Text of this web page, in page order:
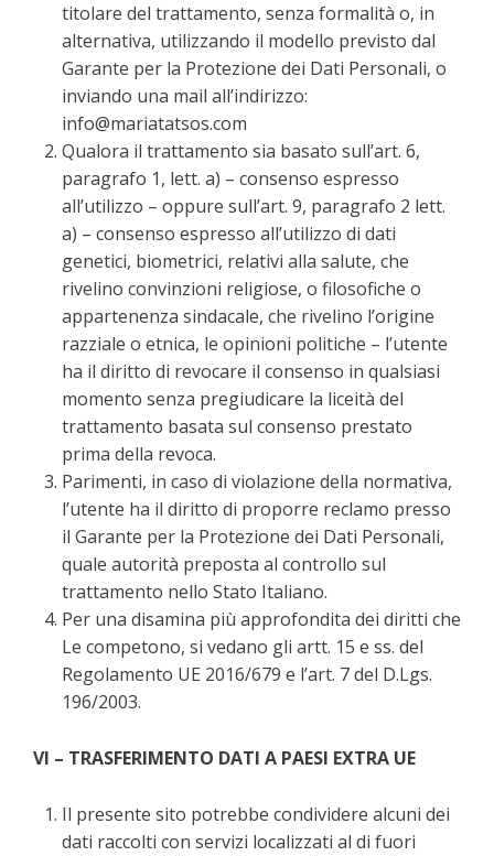
titolare del trattamento, senza formalità o, in
alternativa, utilizzando il modello previsto dal
Garante per la Protezione dei Dati Personali, o
inviando una mail all’indirizzo:
info@mariatatsos.com
Qualora il trattamento sia basato sull’art. 6,
paragrafo 1, lett. a) – consenso espresso
all’utilizzo – oppure sull’art. 9, paragrafo 2 lett.
a) – consenso espresso all’utilizzo di dati
genetici, biometrici, relativi alla salute, che
rivelino convinzioni religiose, o filosofiche o
appartenenza sindacale, che rivelino l’origine
razziale o etnica, le opinioni politiche – l’utente
ha il diritto di revocare il consenso in qualsiasi
momento senza pregiudicare la liceità del
trattamento basata sul consenso prestato
prima della revoca.
Parimenti, in caso di violazione della normativa,
l’utente ha il diritto di proporre reclamo presso
il Garante per la Protezione dei Dati Personali,
quale autorità preposta al controllo sul
trattamento nello Stato Italiano.
Per una disamina più approfondita dei diritti che
Le competono, si vedano gli artt. 15 e ss. del
Regolamento UE 2016/679 e l’art. 7 del D.Lgs.
196/2003.
VI – TRASFERIMENTO DATI A PAESI EXTRA UE
Il presente sito potrebbe condividere alcuni dei
dati raccolti con servizi localizzati al di fuori